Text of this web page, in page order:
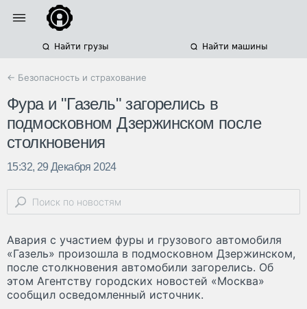
Найти грузы Найти машины
← Безопасность и страхование
Фура и "Газель" загорелись в
подмосковном Дзержинском после
столкновения
15:32, 29 Декабря 2024
Авария с участием фуры и грузового автомобиля
«Газель» произошла в подмосковном Дзержинском,
после столкновения автомобили загорелись. Об
этом Агентству городских новостей «Москва»
сообщил осведомленный источник.